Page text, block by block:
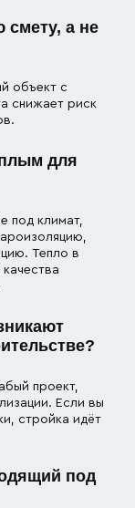
смету, а не
объект с
снижает риск
для
под климат,
Тепло в
проект,
Если вы
стройка идёт
под